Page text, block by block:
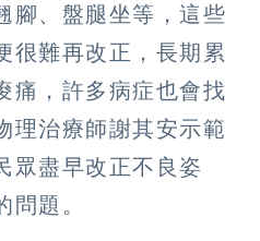
腳、盤腿坐等，這些
很難再改正，長期累
痛，許多病症也會找
理治療師謝其安示範
眾盡早改正不良姿
問題。